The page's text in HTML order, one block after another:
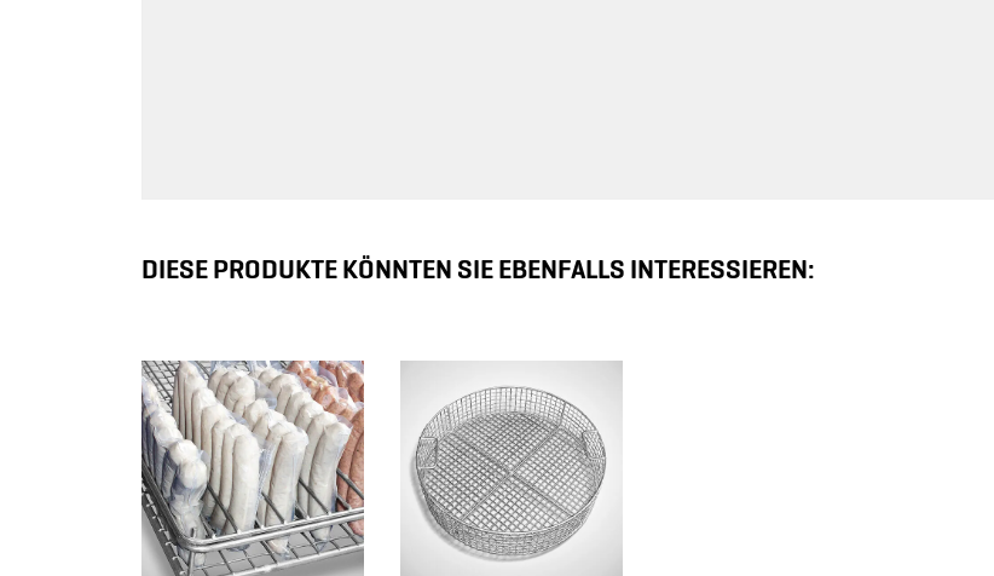
DIESE PRODUKTE KÖNNTEN SIE EBENFALLS INTERESSIEREN: